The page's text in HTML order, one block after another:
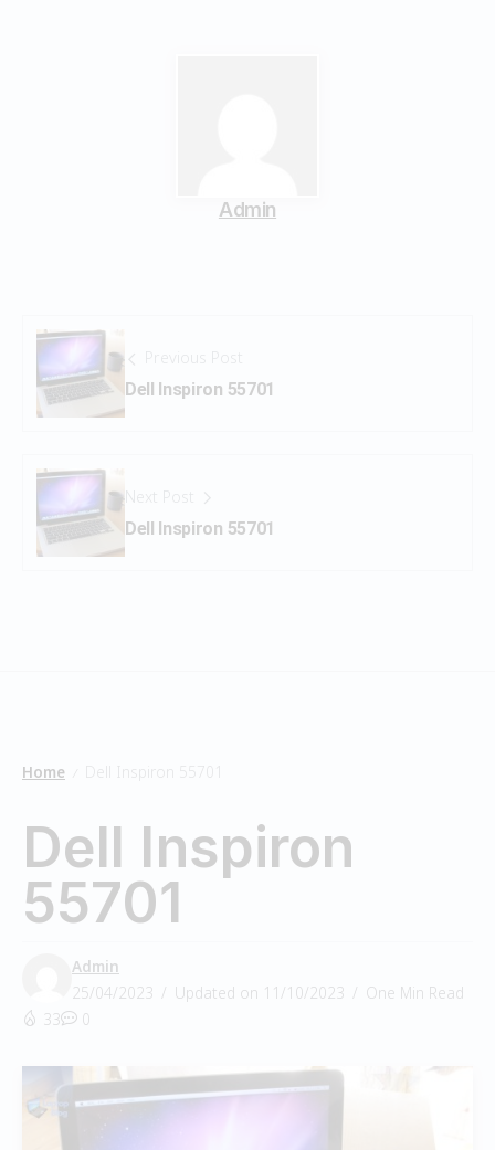
Admin
Previous Post
Dell Inspiron 55701
Next Post
Dell Inspiron 55701
Home Dell Inspiron 55701
Dell Inspiron
55701
Admin
25/04/2023
Updated on 11/10/2023
One Min Read
33
0